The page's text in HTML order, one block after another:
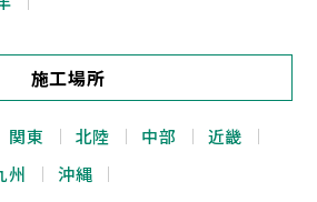
施工場所
関東 北陸 中部
近畿
州 沖縄